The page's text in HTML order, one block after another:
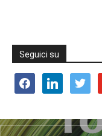
Seguici su
facebooklinkedin twitter